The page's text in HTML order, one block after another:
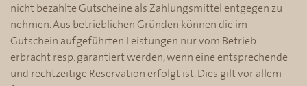
nicht bezahlte Gutscheine als Zahlungsmittel entgegen zu
nehmen. Aus betrieblichen Gründen können die im
Gutschein aufgeführten Leistungen nur vom Betrieb
erbracht resp. garantiert werden, wenn eine entsprechende
und rechtzeitige Reservation erfolgt ist. Dies gilt vor allem